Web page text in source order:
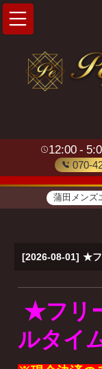
12:00
070-
蒲田メンズ
[2026-08-01] ★フ
★フリ
ルタイ